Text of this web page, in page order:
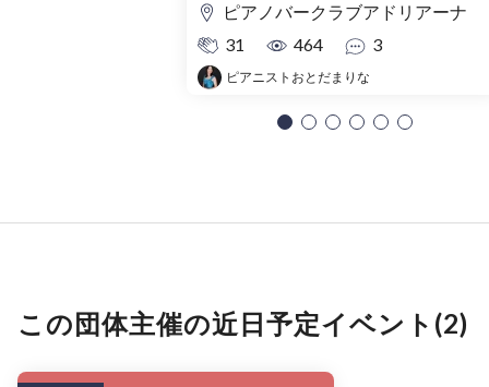
ピアノバークラブアドリアーナ
31
464 3
ピアニストおとだまりな
この団体主催の近日予定イベント(2)